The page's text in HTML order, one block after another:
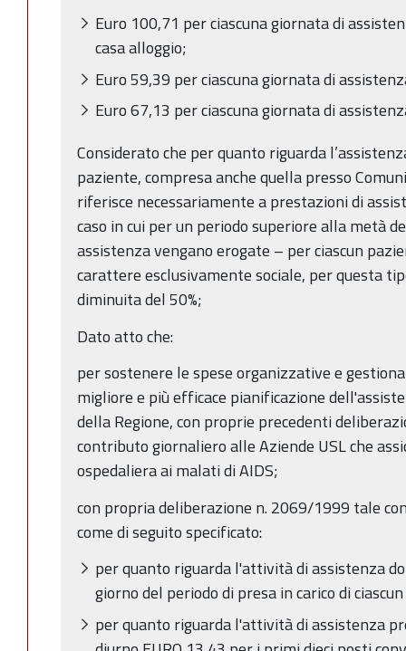
Euro 100,71 per ciascuna giornata di
casa alloggio;
Euro 59,39 per ciascuna giornata di
­Euro 67,13 per ciascuna giornata di
Considerato che per quanto riguarda
paziente, compresa anche quella presso
riferisce necessariamente a prestazioni di
caso in cui per un periodo superiore alla metà
assistenza vengano erogate – per ciascun
carattere esclusivamente sociale, per questa
diminuita del 50%;
Dato atto che:
per sostenere le spese organizzative e
migliore e più efficace pianificazione
della Regione, con proprie precedenti
contributo giornaliero alle Aziende USL che
ospedaliera ai malati di AIDS;
con propria deliberazione n. 2069/1999 tale
come di seguito specificato:
per quanto riguarda l'attività di assistenza
giorno del periodo di presa in carico di
per quanto riguarda l'attività di assistenza